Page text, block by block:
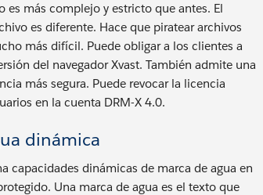
es más complejo y estricto que antes. El
es diferente. Hace que piratear archivos
más difícil. Puede obligar a los clientes a
del navegador Xvast. También admite una
más segura. Puede revocar la licencia
en la cuenta DRM-X 4.0.
dinámica
capacidades dinámicas de marca de agua en
Una marca de agua es el texto que